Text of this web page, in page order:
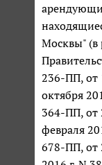
Москвы" (в
236-ПП, от
октября
364-ПП, от
февраля
678-ПП, от